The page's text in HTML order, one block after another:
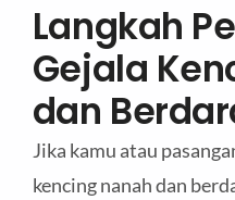
Langkah
Gejala
dan
Jika kamu atau
kencing nanah dan